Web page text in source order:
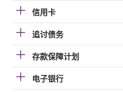
信用卡
追讨债务
存款保障计划
电子银行